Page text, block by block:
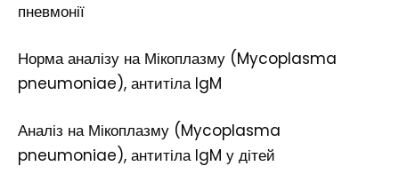
пневмонії
Норма аналізу на Мікоплазму (Mycoplasma
pneumoniae), антитіла IgM
Аналіз на Мікоплазму (Mycoplasma
pneumoniae), антитіла IgM у дітей